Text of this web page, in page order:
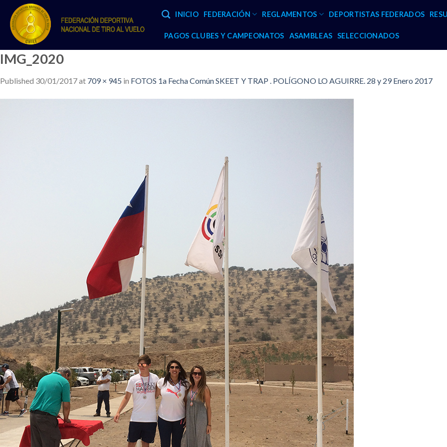
content
INICIO FEDERACIÓN REGLAMENTOS DEPORTISTAS FEDERADOS
PAGOS CLUBES Y CAMPEONATOS ASAMBLEAS SELECCIONADOS
IMG_2020
Published 30/01/2017at 709 × 945 in FOTOS 1a Fecha Común SKEET Y TRAP . POLÍGONO LO AGUIRRE. 28 y 29 Enero 2017